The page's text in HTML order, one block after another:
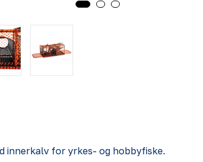
innerkalv for yrkes- og hobbyfiske.